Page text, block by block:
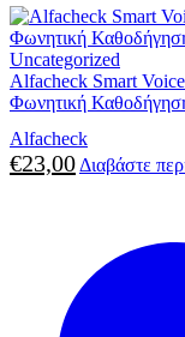
Uncategorized
Alfacheck Smart
Φωνητική
Alfacheck
€23,00 Διαβάστε